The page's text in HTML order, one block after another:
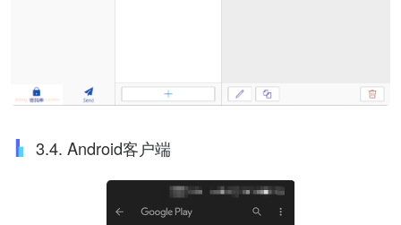
3.4. Android客户端